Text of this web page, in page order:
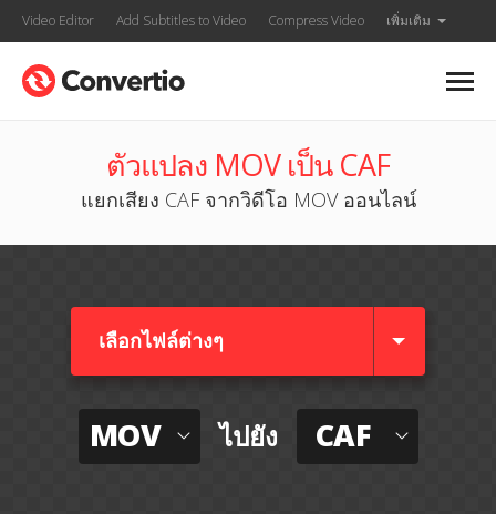
Video Editor Add Subtitles to Video Compress Video เพิ่มเติม
ตัวแปลง MOV เป็น CAF
แยกเสียง CAF จากวิดีโอ MOV ออนไลน์
เลือกไฟล์ต่างๆ​
MOV ไปยัง CAF